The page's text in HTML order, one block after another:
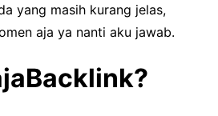
yang masih kurang jelas,
aja ya nanti aku jawab.